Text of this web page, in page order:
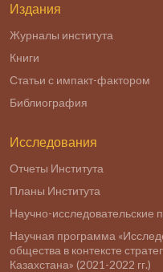
Издания
Журналы института
Книги
Статьи с импакт-фактором
Библиография
Исследования
Отчеты Института
Планы Института
Научно-исследовательские
Научная программа
общества в контексте
Казахстана» (2021-2022 гг.)